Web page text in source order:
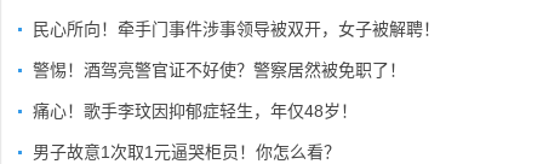
民心所向！牵手门事件涉事领导被双开，女子被解聘！
警惕！酒驾亮警官证不好使？警察居然被免职了！
痛心！歌手李玟因抑郁症轻生，年仅48岁！
男子故意1次取1元逼哭柜员！你怎么看？